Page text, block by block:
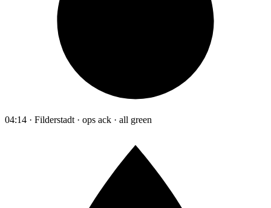
04:14 · Filderstadt · ops ack · all green